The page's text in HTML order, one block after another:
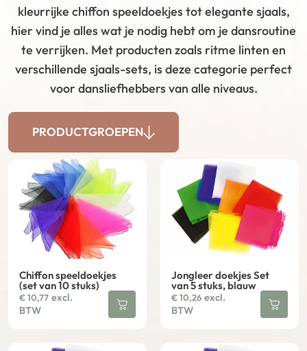
kleurrijke chiffon speeldoekjes tot elegante sjaals,
hier vind je alles wat je nodig hebt om je dansroutine
te verrijken. Met producten zoals ritme linten en
verschillende sjaals-sets, is deze categorie perfect
voor dansliefhebbers van alle niveaus.
PRODUCTGROEPEN
Chiffon speeldoekjes
(set van 10 stuks)
€10,77 excl.
BTW
Jongleer doekjes Set
van 5 stuks, blauw
€10,26 excl.
BTW